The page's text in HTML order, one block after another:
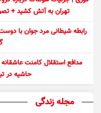
تهران به آتش کشید +
رابطه شیطانی مرد جوان با
مدافع استقلال کامنت
حاشیه در
مجله زندگی